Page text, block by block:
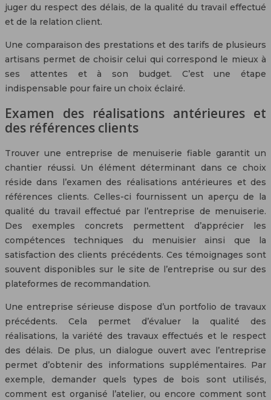
juger du respect des délais, de la qualité du travail effectué
et de la relation client.
Une comparaison des prestations et des tarifs de plusieurs
artisans permet de choisir celui qui correspond le mieux à
ses attentes et à son budget. C’est une étape
indispensable pour faire un choix éclairé.
Examen des réalisations antérieures et
des références clients
Trouver une entreprise de menuiserie fiable garantit un
chantier réussi. Un élément déterminant dans ce choix
réside dans l’examen des réalisations antérieures et des
références clients. Celles-ci fournissent un aperçu de la
qualité du travail effectué par l’entreprise de menuiserie.
Des exemples concrets permettent d’apprécier les
compétences techniques du menuisier ainsi que la
satisfaction des clients précédents. Ces témoignages sont
souvent disponibles sur le site de l’entreprise ou sur des
plateformes de recommandation.
Une entreprise sérieuse dispose d’un portfolio de travaux
précédents. Cela permet d’évaluer la qualité des
réalisations, la variété des travaux effectués et le respect
des délais. De plus, un dialogue ouvert avec l’entreprise
permet d’obtenir des informations supplémentaires. Par
exemple, demander quels types de bois sont utilisés,
comment est organisé l’atelier, ou encore comment sont